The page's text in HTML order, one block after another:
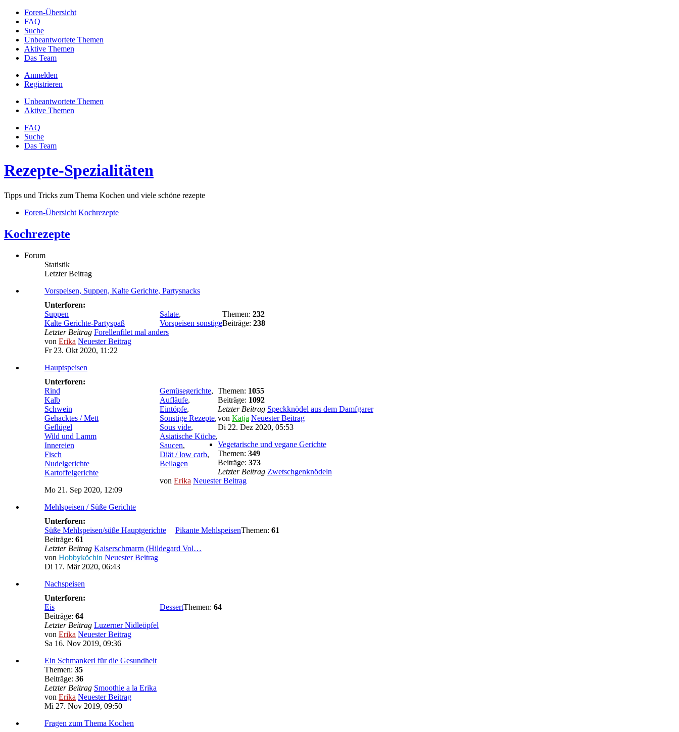
Foren-Übersicht
FAQ
Suche
Unbeantwortete Themen
Aktive Themen
Das Team
Anmelden
Registrieren
Unbeantwortete Themen
Aktive Themen
FAQ
Suche
Das Team
Rezepte-Spezialitäten
Tipps und Tricks zum Thema Kochen und viele schöne rezepte
Foren-Übersicht Kochrezepte
Kochrezepte
Forum
Statistik
Letzter Beitrag
Vorspeisen, Suppen, Kalte Gerichte, Partysnacks
Unterforen:
Suppen
Kalte Gerichte-Partyspaß
Salate,
Vorspeisen sonstige
Themen: 232
Beiträge: 238
Letzter Beitrag Forellenfilet mal anders
von Erika Neuester Beitrag
Fr 23. Okt 2020, 11:22
Hauptspeisen
Unterforen:
Rind
Kalb
Schwein
Gehacktes / Mett
Geflügel
Wild und Lamm
Innereien
Fisch
Nudelgerichte
Kartoffelgerichte
Gemüsegerichte,
Aufläufe,
Eintöpfe,
Sonstige Rezepte,
Sous vide,
Asiatische Küche,
Saucen,
Diät / low carb,
Beilagen
Themen: 1055
Beiträge: 1092
Letzter Beitrag Speckknödel aus dem Damfgarer
von Katja Neuester Beitrag
Di 22. Dez 2020, 05:53
Vegetarische und vegane Gerichte
Themen: 349
Beiträge: 373
Letzter Beitrag Zwetschgenknödeln
von Erika Neuester Beitrag
Mo 21. Sep 2020, 12:09
Mehlspeisen / Süße Gerichte
Unterforen:
Süße Mehlspeisen/süße Hauptgerichte
Pikante MehlspeisenThemen: 61
Beiträge: 61
Letzter Beitrag Kaiserschmarrn (Hildegard Vol…
von Hobbyköchin Neuester Beitrag
Di 17. Mär 2020, 06:43
Nachspeisen
Unterforen:
Eis
DessertThemen: 64
Beiträge: 64
Letzter Beitrag Luzerner Nidleöpfel
von Erika Neuester Beitrag
Sa 16. Nov 2019, 09:36
Ein Schmankerl für die Gesundheit
Themen: 35
Beiträge: 36
Letzter Beitrag Smoothie a la Erika
von Erika Neuester Beitrag
Mi 27. Nov 2019, 09:50
Fragen zum Thema Kochen